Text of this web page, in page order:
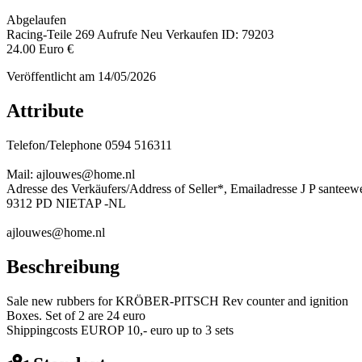
Abgelaufen
Racing-Teile 269 Aufrufe Neu Verkaufen ID: 79203
24.00 Euro €
Veröffentlicht am 14/05/2026
Attribute
Telefon/Telephone 0594 516311
Mail: ajlouwes@home.nl
Adresse des Verkäufers/Address of Seller*, Emailadresse J P
9312 PD NIETAP -NL
ajlouwes@home.nl
Beschreibung
Sale new rubbers for KRÖBER-PITSCH Rev counter and ignition
Boxes. Set of 2 are 24 euro
Shippingcosts EUROP 10,- euro up to 3 sets